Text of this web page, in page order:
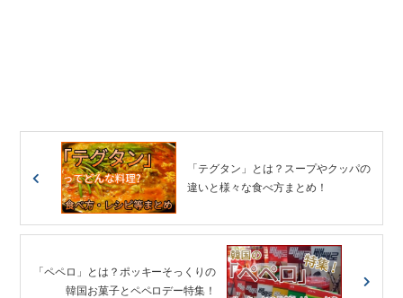
「テグタン」とは？スープやクッパの
違いと様々な食べ方まとめ！
「ペペロ」とは？ポッキーそっくりの
韓国お菓子とペペロデー特集！